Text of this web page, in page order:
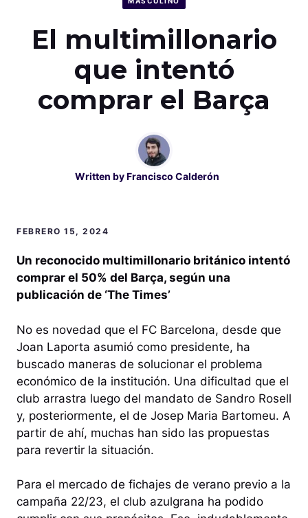
El multimillonario
que intentó
comprar el Barça
Written byFrancisco Calderón
FEBRERO 15, 2024
Un reconocido multimillonario británico intentó
comprar el 50% del Barça, según una
publicación de ‘The Times’
No es novedad que el FC Barcelona, desde que
Joan Laporta asumió como presidente, ha
buscado maneras de solucionar el problema
económico de la institución. Una dificultad que el
club arrastra luego del mandato de Sandro Rosell
y, posteriormente, el de Josep Maria Bartomeu. A
partir de ahí, muchas han sido las propuestas
para revertir la situación.
Para el mercado de fichajes de verano previo a la
campaña 22/23, el club azulgrana ha podido